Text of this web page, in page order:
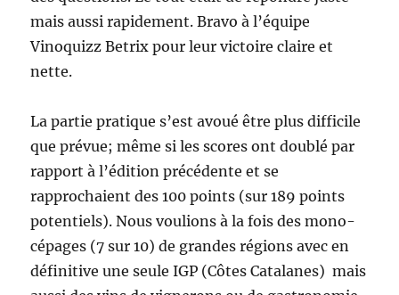
mais aussi rapidement. Bravo à l’équipe
Vinoquizz Betrix pour leur victoire claire et
nette.
La partie pratique s’est avoué être plus difficile
que prévue; même si les scores ont doublé par
rapport à l’édition précédente et se
rapprochaient des 100 points (sur 189 points
potentiels). Nous voulions à la fois des mono-
cépages (7 sur 10) de grandes régions avec en
définitive une seule IGP (Côtes Catalanes) mais